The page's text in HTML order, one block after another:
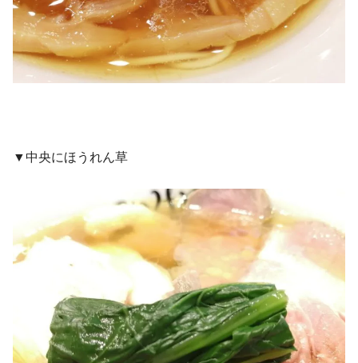
▼中央にほうれん草